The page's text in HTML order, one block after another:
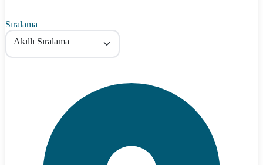
Sıralama
Akıllı Sıralama